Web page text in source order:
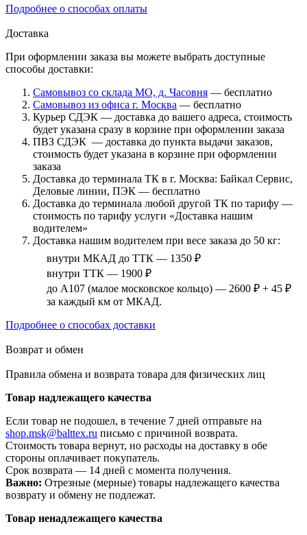
Подробнее о способах оплаты
Доставка
При оформлении заказа вы можете выбрать доступные
способы доставки:
Самовывоз со склада МО, д. Часовня — бесплатно
Самовывоз из офиса г. Москва — бесплатно
Курьер СДЭК — доставка до вашего адреса, стоимость
будет указана сразу в корзине при оформлении заказа
ПВЗ СДЭК — доставка до пункта выдачи заказов,
стоимость будет указана в корзине при оформлении
заказа
Доставка до терминала ТК в г. Москва: Байкал Сервис,
Деловые линии, ПЭК — бесплатно
Доставка до терминала любой другой ТК по тарифу —
стоимость по тарифу услуги «Доставка нашим
водителем»
Доставка нашим водителем при весе заказа до 50 кг:
внутри МКАД до ТТК — 1350 ₽
внутри ТТК — 1900 ₽
до А107 (малое московское кольцо) — 2600 ₽ + 45 ₽
за каждый км от МКАД.
Подробнее о способах доставки
Возврат и обмен
Правила обмена и возврата товара для физических лиц
Товар надлежащего качества
Если товар не подошел, в течение 7 дней отправьте на
shop.msk@balttex.ru письмо с причиной возврата.
Стоимость товара вернут, но расходы на доставку в обе
стороны оплачивает покупатель.
Срок возврата — 14 дней с момента получения.
Важно: Отрезные (мерные) товары надлежащего качества
возврату и обмену не подлежат.
Товар ненадлежащего качества